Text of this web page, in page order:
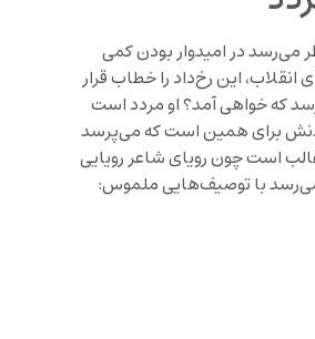
می‌رسد در امیدوار بودن کمی
انقلاب، این رخ‌داد را خطاب قرار
که خواهی آمد؟ او مردد است
برای همین است که می‌پرسد
غالب است چون رویای شاعر رویایی
با توصیف‌هایی ملموس: